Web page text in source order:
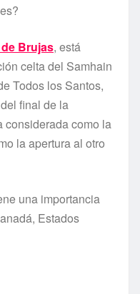
Brujas, está
celta del Samhain
Todos los Santos,
final de la
considerada como la
la apertura al otro
una importancia
Estados